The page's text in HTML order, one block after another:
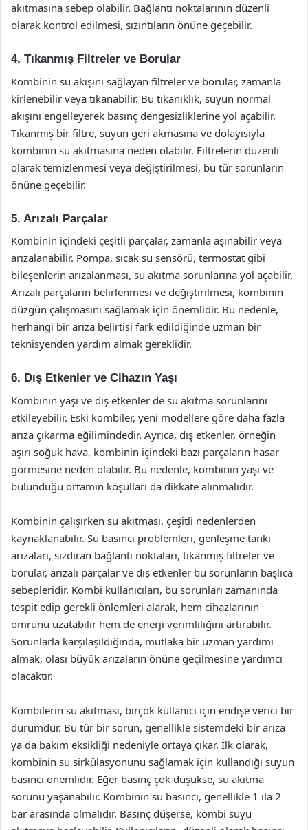
akıtmasına sebep olabilir. Bağlantı noktalarının düzenli
olarak kontrol edilmesi, sızıntıların önüne geçebilir.
4. Tıkanmış Filtreler ve Borular
Kombinin su akışını sağlayan filtreler ve borular, zamanla
kirlenebilir veya tıkanabilir. Bu tıkanıklık, suyun normal
akışını engelleyerek basınç dengesizliklerine yol açabilir.
Tıkanmış bir filtre, suyun geri akmasına ve dolayısıyla
kombinin su akıtmasına neden olabilir. Filtrelerin düzenli
olarak temizlenmesi veya değiştirilmesi, bu tür sorunların
önüne geçebilir.
5. Arızalı Parçalar
Kombinin içindeki çeşitli parçalar, zamanla aşınabilir veya
arızalanabilir. Pompa, sıcak su sensörü, termostat gibi
bileşenlerin arızalanması, su akıtma sorunlarına yol açabilir.
Arızalı parçaların belirlenmesi ve değiştirilmesi, kombinin
düzgün çalışmasını sağlamak için önemlidir. Bu nedenle,
herhangi bir arıza belirtisi fark edildiğinde uzman bir
teknisyenden yardım almak gereklidir.
6. Dış Etkenler ve Cihazın Yaşı
Kombinin yaşı ve dış etkenler de su akıtma sorunlarını
etkileyebilir. Eski kombiler, yeni modellere göre daha fazla
arıza çıkarma eğilimindedir. Ayrıca, dış etkenler, örneğin
aşırı soğuk hava, kombinin içindeki bazı parçaların hasar
görmesine neden olabilir. Bu nedenle, kombinin yaşı ve
bulunduğu ortamın koşulları da dikkate alınmalıdır.
Kombinin çalışırken su akıtması, çeşitli nedenlerden
kaynaklanabilir. Su basıncı problemleri, genleşme tankı
arızaları, sızdıran bağlantı noktaları, tıkanmış filtreler ve
borular, arızalı parçalar ve dış etkenler bu sorunların başlıca
sebepleridir. Kombi kullanıcıları, bu sorunları zamanında
tespit edip gerekli önlemleri alarak, hem cihazlarının
ömrünü uzatabilir hem de enerji verimliliğini artırabilir.
Sorunlarla karşılaşıldığında, mutlaka bir uzman yardımı
almak, olası büyük arızaların önüne geçilmesine yardımcı
olacaktır.
Kombilerin su akıtması, birçok kullanıcı için endişe verici bir
durumdur. Bu tür bir sorun, genellikle sistemdeki bir arıza
ya da bakım eksikliği nedeniyle ortaya çıkar. İlk olarak,
kombinin su sirkülasyonunu sağlamak için kullandığı suyun
basıncı önemlidir. Eğer basınç çok düşükse, su akıtma
sorunu yaşanabilir. Kombinin su basıncı, genellikle 1 ila 2
bar arasında olmalıdır. Basınç düşerse, kombi suyu